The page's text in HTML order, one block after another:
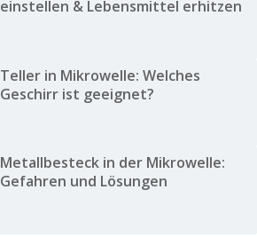
einstellen & Lebensmittel erhitzen
Teller in Mikrowelle: Welches
Geschirr ist geeignet?
Metallbesteck in der Mikrowelle:
Gefahren und Lösungen